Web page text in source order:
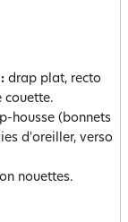
drap plat, recto
couette.
housse (bonnets
d'oreiller, verso
nouettes.